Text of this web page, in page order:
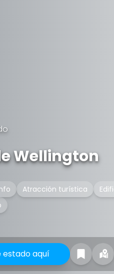
Wellington
Atracción turística
estado aquí